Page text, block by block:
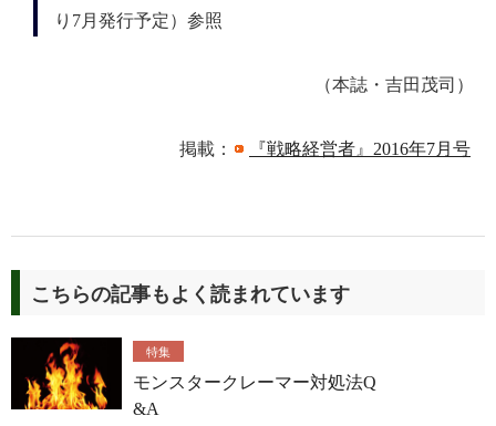
り7月発行予定）参照
（本誌・吉田茂司）
掲載： 『戦略経営者』2016年7月号
こちらの記事もよく読まれています
特集
モンスタークレーマー対処法Q
&A